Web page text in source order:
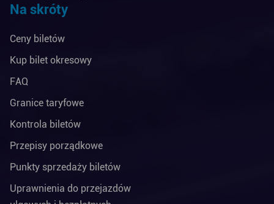
Na skróty
Ceny biletów
Kup bilet okresowy
FAQ
Granice taryfowe
Kontrola biletów
Przepisy porządkowe
Punkty sprzedaży biletów
Uprawnienia do przejazdów